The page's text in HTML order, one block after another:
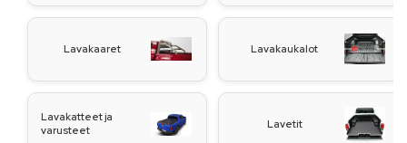
Lavakaaret Lavakaukalot
Lavakatteet ja
varusteet
Lavetit